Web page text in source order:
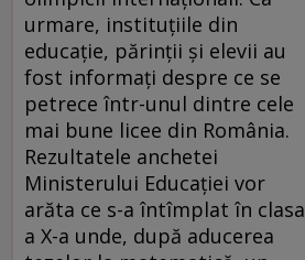
urmare, instituțiile din
educație, părinții și elevii au
fost informați despre ce se
petrece într-unul dintre cele
mai bune licee din România.
Rezultatele anchetei
Ministerului Educației vor
arăta ce s-a întîmplat în clasa
a X-a unde, după aducerea